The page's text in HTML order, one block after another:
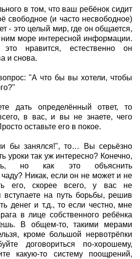
в том, что ваш ребёнок сидит
свободное (и часто несвободное)
- это целый мир, где он общается,
ним море интересной информации.
это нравится, естественно он
и снова.
"А что бы вы хотели, чтобы
дать определённый ответ, то
в вас, и вы не знаете, чего
оставьте его в покое.
бы занялся!", то… Вы серьёзно
уроки так уж интересно? Конечно,
но как это объяснить
Никак, если он не может и не
его, скорее всего, у вас не
вступаете на путь борьбы, решив
денег и т.д., то если честно, мне
в лице собственного ребёнка
В общем-то, такими мерами
кроме большой нервотрёпки
договориться по-хорошему,
какую-то систему поощрений,